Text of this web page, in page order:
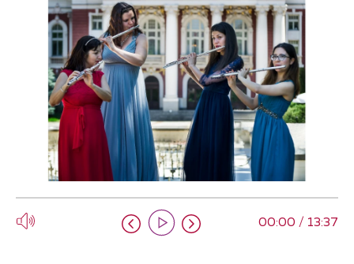
00:00 / 13:37